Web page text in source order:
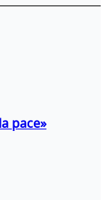
pace»